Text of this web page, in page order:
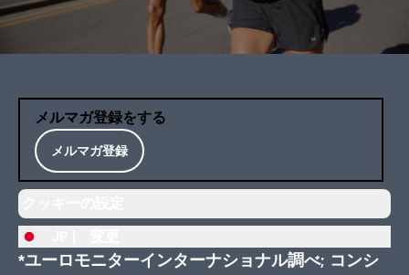
メルマガ登録をする
メルマガ登録
*ユーロモニターインターナショナル調べ; コンシ